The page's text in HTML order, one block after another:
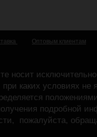
Оптовым клиентам
носит исключительно
каких условиях не
подробной
пожалуйста,